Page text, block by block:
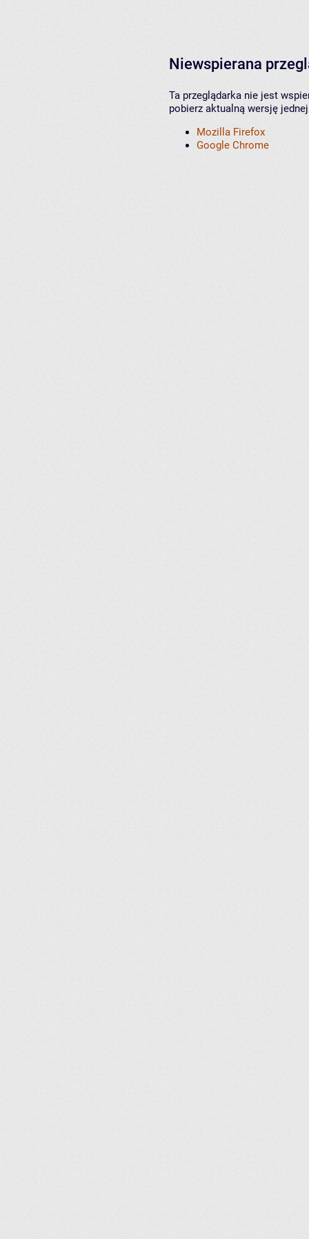
Niewspierana
Ta przeglądarka nie jest
pobierz aktualną wersję
Mozilla Firefox
Google Chrome